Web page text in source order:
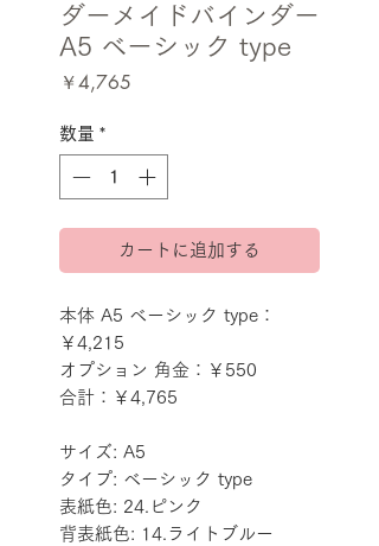
ダーメイドバインダー
A5 ベーシック type
￥4,765
数量 *
カートに追加する
本体 A5 ベーシック type：
￥4,215
オプション 角金：￥550
合計：￥4,765
サイズ: A5
タイプ: ベーシック type
表紙色: 24.ピンク
背表紙色: 14.ライトブルー